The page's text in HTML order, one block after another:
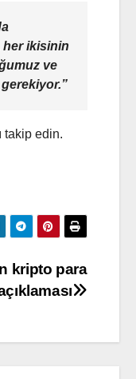
her ikisinin
ve
takip edin.
kripto para